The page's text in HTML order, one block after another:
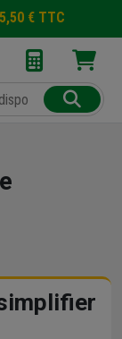
5,50 € TTC